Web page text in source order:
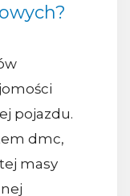
pojazdu.
dmc,
masy